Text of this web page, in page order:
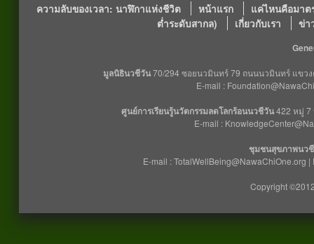
ความลับของเวลา: นาฬิกาแห่งชีวิต หน้าแรก
แค่ไหนคือมาต
ต่ำระดับสากล)
เกี่ยวกับเรา ข่า
มูลนิธินวชีวัน70/294 ซอยนวมินทร์ 79 ถนนนวมินทร์ แขวง
E-mail :
ศูนย์การเรียนรู้นวัตกรรมลดโลกร้อนนวชีวัน422 หมู่ 7
E-mail :
ชุมชนสุขภาพนว
E-mail :
Copyright